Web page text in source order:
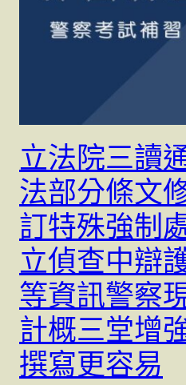
立法院三讀
法部分條文
訂特殊強制
立偵查中辯
等資訊警察
計概三堂增
撰寫更容易